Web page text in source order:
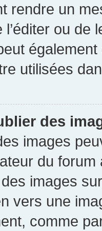
rendre un
l’éditer ou de
utilisées
des
images
du
images
vers une
comme